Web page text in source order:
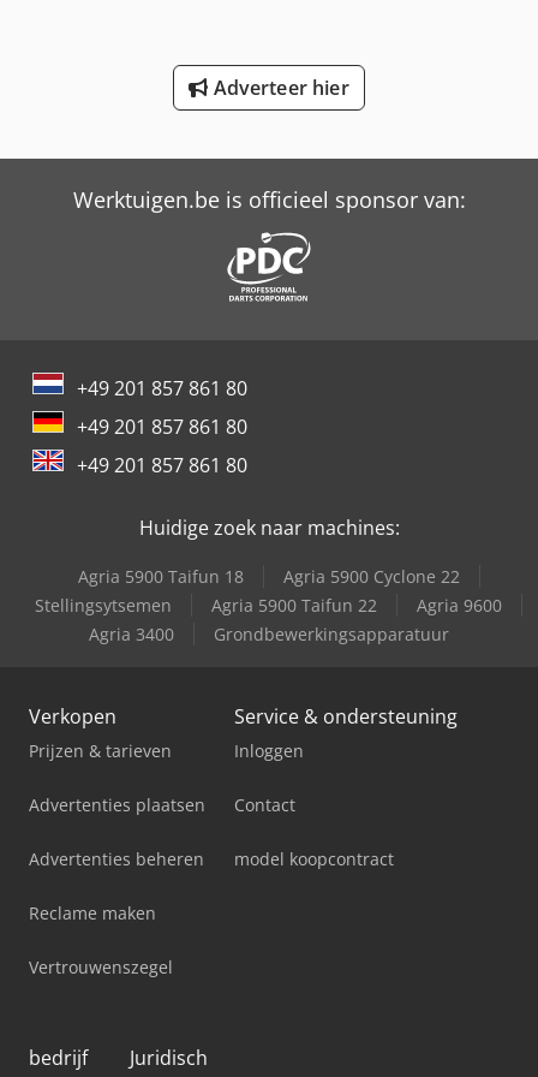
Zijtveld S800D 800 KgAdverteer hier
Werktuigen.be is officieel sponsor van:
+49 201 857 861 80
+49 201 857 861 80
+49 201 857 861 80
Huidige zoek naar machines:
Agria 5900 Taifun 18
Agria 5900 Cyclone 22
Stellingsytsemen
Agria 5900 Taifun 22
Agria 9600
Agria 3400
Grondbewerkingsapparatuur
Verkopen
Prijzen & tarieven
Advertenties plaatsen
Advertenties beheren
Reclame maken
Vertrouwenszegel
Service & ondersteuning
Inloggen
Contact
model koopcontract
bedrijf Juridisch